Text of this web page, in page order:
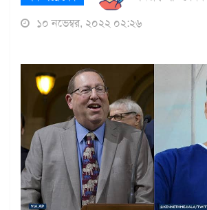
১০ নভেম্বর, ২০২২ ০২:২৬